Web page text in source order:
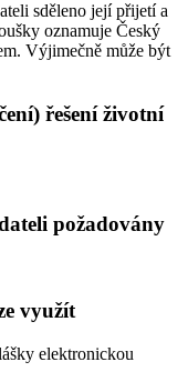
sděleno její přijetí a
oznamuje Český
Výjimečně může být
řešení životní
požadovány
využít
elektronickou